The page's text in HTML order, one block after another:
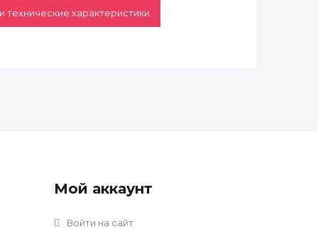
технические характеристики
Мой аккаунт
Войти на сайт